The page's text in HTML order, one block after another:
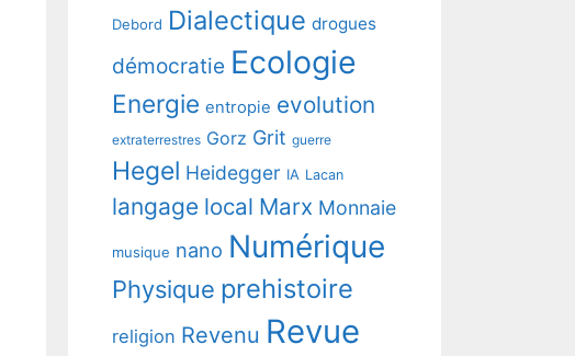
Debord Dialectique drogues
démocratie Ecologie
Energie entropie evolution
extraterrestres Gorz Grit guerre
Hegel Heidegger IA Lacan
langage local Marx Monnaie
musique nano Numérique
Physique prehistoire
religion Revenu Revue